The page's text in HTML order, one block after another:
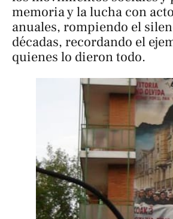
memoria y la lucha con
anuales, rompiendo el
décadas, recordando el
quienes lo dieron todo.